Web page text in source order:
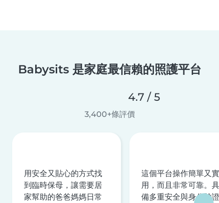
Babysits 是家庭最信賴的照護平台
4.7 / 5
3,400+條評價
用安全又貼心的方式找
到臨時保母，讓需要居
家幫助的爸爸媽媽日常
這個平台操作簡單又實
用，而且非常可靠。具
備多重安全與身分驗證